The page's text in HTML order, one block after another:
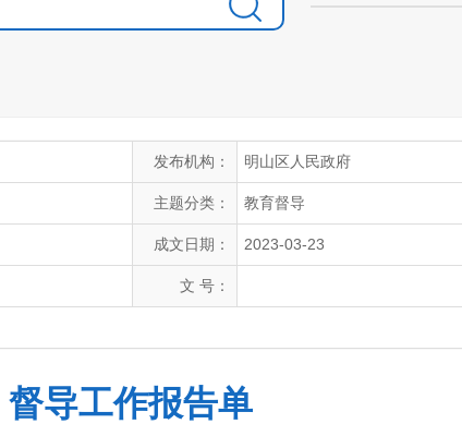
发布机构： 明山区人民政府
主题分类： 教育督导
成文日期： 2023-03-23
文 号：
督导工作报告单